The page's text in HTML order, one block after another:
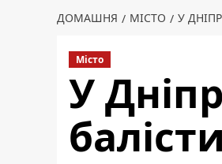
ДОМАШНЯ МІСТО У
Місто
У